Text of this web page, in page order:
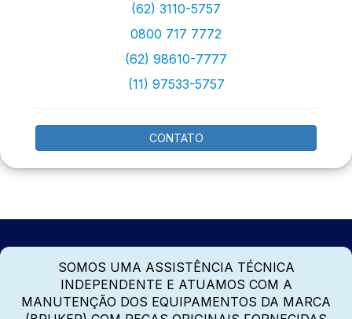
(62) 3110-5757
0800 717 7772
(62) 98610-7777
(11) 97533-5757
CONTATO
SOMOS UMA ASSISTÊNCIA TÉCNICA
INDEPENDENTE E ATUAMOS COM A
MANUTENÇÃO DOS EQUIPAMENTOS DA MARCA